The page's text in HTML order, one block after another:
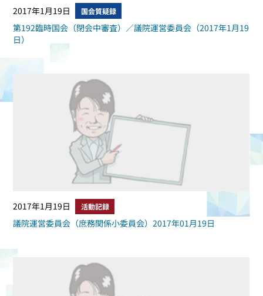
2017年1月19日 国会質疑録
第192臨時国会（閉会中審査）／議院運営委員会（2017年1月19
日）
2017年1月19日 活動記録
議院運営委員会（庶務関係小委員会）2017年01月19日